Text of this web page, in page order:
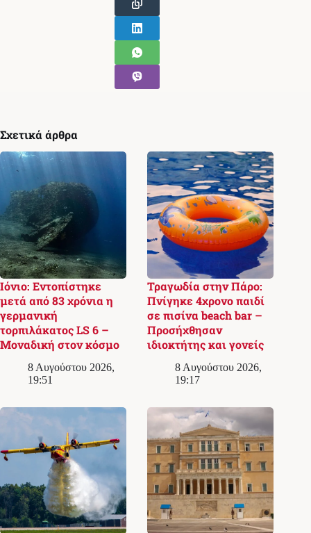
Σχετικά άρθρα
Ιόνιο: Εντοπίστηκε
μετά από 83 χρόνια η
γερμανική
τορπιλάκατος LS 6 –
Μοναδική στον κόσμο
8 Αυγούστου 2026,
19:51
Τραγωδία στην Πάρο:
Πνίγηκε 4χρονο παιδί
σε πισίνα beach bar –
Προσήχθησαν
ιδιοκτήτης και γονείς
8 Αυγούστου 2026,
19:17